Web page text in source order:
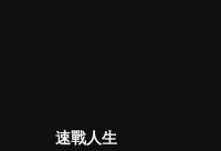
速戰人生